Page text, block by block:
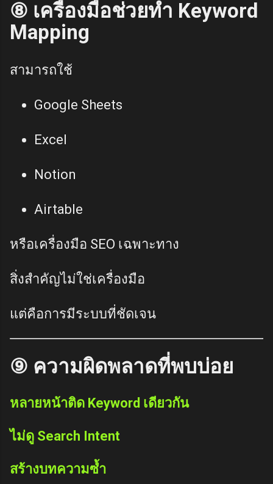
⑧ เครื่องมือช่วยทำ Keyword
Mapping
สามารถใช้
Google Sheets
Excel
Notion
Airtable
หรือเครื่องมือ SEO เฉพาะทาง
สิ่งสำคัญไม่ใช่เครื่องมือ
แต่คือการมีระบบที่ชัดเจน
⑨ ความผิดพลาดที่พบบ่อย
หลายหน้าติด Keyword เดียวกัน
ไม่ดู Search Intent
สร้างบทความซ้ำ